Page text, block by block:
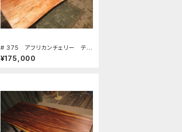
# 375 アフリカンチェリー テ
ーブル 板 ローテーブル ダイ
ニングテーブル カウンター 座
¥175,000